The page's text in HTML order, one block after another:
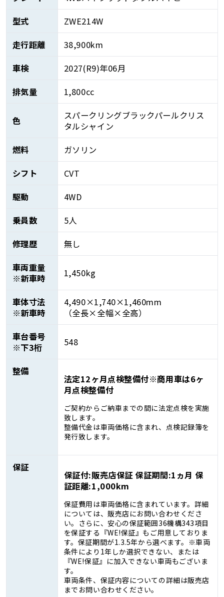
型式
ZWE214W
走行距離
38,900km
車検
2027(R9)年06月
排気量
1,800cc
色
スパークリングブラックパールクリス
タルシャイン
燃料
ガソリン
シフト
CVT
駆動
4WD
乗員数
5人
修理歴
無し
車両重量
※新車時
1,450kg
車体寸法
※新車時
4,490×1,740×1,460mm
（全長×全幅×全高）
車台番号
※下3桁
548
整備
法定12ヶ月点検整備付※商用車は6ヶ
月点検整備付
ご契約からご納車までの間に法定点検を実施
致します。
整備代金は車両価格に含まれ、点検記録簿を
発行致します。
保証
保証付:販売店保証 保証期間:1ヵ月 保
証距離:1,000km
保証費用は車両価格に含まれています。詳細
については、販売店にお問い合わせくださ
い。さらに、安心の保証範囲36機構343項目
を保証する『WE!保証』もご用意しておりま
す。保証期間が1.3.5年から選べます。※車両
条件により1年しか選択できない、または
『WE!保証』に加入できない車両もございま
す。
車両条件、保証内容についての詳細は販売店
までお問い合わせください。